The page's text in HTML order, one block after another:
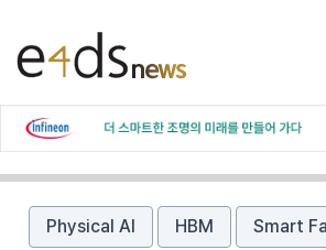
Physical AI HBM Smart